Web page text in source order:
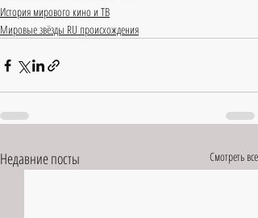
История мирового кино и ТВ
Мировые звёзды RU происхождения
Недавние посты Смотреть все